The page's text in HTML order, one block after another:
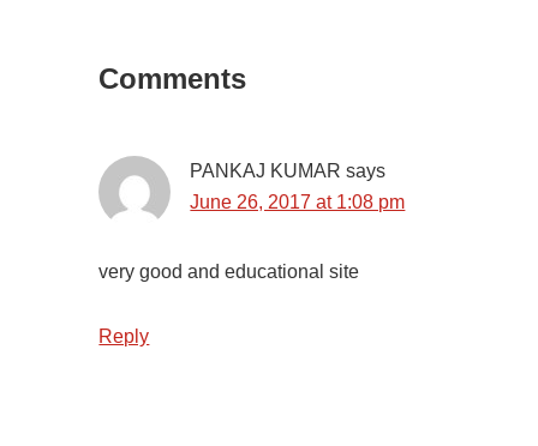
Comments
PANKAJ KUMAR says
June 26, 2017 at 1:08 pm
very good and educational site
Reply